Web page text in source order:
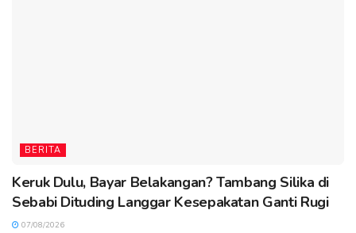
BERITA
Keruk Dulu, Bayar Belakangan? Tambang Silika di
Sebabi Dituding Langgar Kesepakatan Ganti Rugi
07/08/2026